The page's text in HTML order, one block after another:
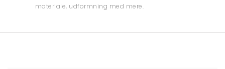
materiale, udformning med mere.